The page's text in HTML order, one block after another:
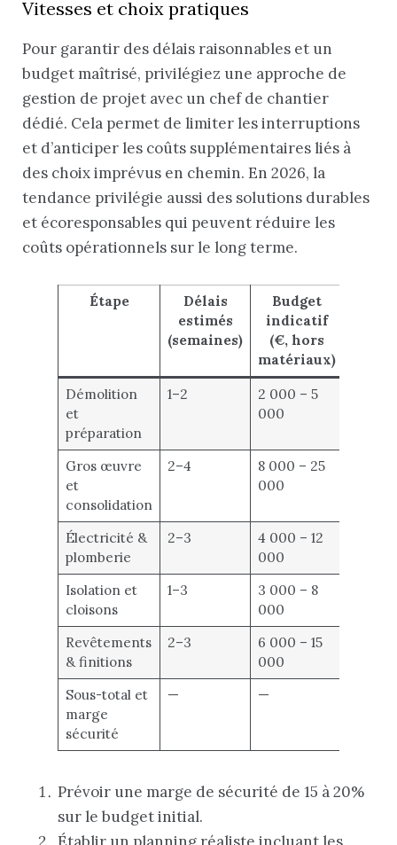
Vitesses et choix pratiques
Pour garantir des délais raisonnables et un
budget maîtrisé, privilégiez une approche de
gestion de projet avec un chef de chantier
dédié. Cela permet de limiter les interruptions
et d’anticiper les coûts supplémentaires liés à
des choix imprévus en chemin. En 2026, la
tendance privilégie aussi des solutions durables
et écoresponsables qui peuvent réduire les
coûts opérationnels sur le long terme.
Étape
Délais
estimés
(semaines)
Budget
indicatif
(€, hors
matériaux)
Démolition
et
préparation
1–2
2 000 – 5
000
Gros œuvre
et
consolidation
2–4
8 000 – 25
000
Électricité &
plomberie
2–3
4 000 – 12
000
Isolation et
cloisons
1–3
3 000 – 8
000
Revêtements
& finitions
2–3
6 000 – 15
000
Sous-total et
marge
sécurité
— —
Prévoir une marge de sécurité de 15 à 20%
sur le budget initial.
Établir un planning réaliste incluant les